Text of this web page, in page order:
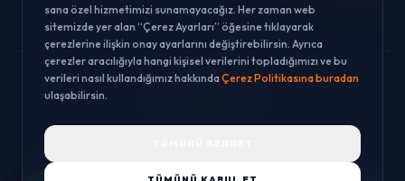
© 2026 LUSTWAY. TÜM HAKLARI SAKLIDIR.
sana özel hizmetimizi sunamayacağız. Her zaman web
sitemizde yer alan “Çerez Ayarları” öğesine tıklayarak
çerezlerine ilişkin onay ayarlarını değiştirebilirsin. Ayrıca
çerezler aracılığıyla hangi kişisel verilerini topladığımızı ve bu
verileri nasıl kullandığımız hakkındaÇerez Politikasına buradan
ulaşabilirsin.